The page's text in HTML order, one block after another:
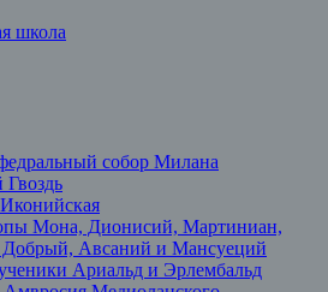
школа
собор Милана
Гвоздь
Мона, Дионисий, Мартиниан,
Авсаний и Мансуеций
Ариальд и Эрлембальд